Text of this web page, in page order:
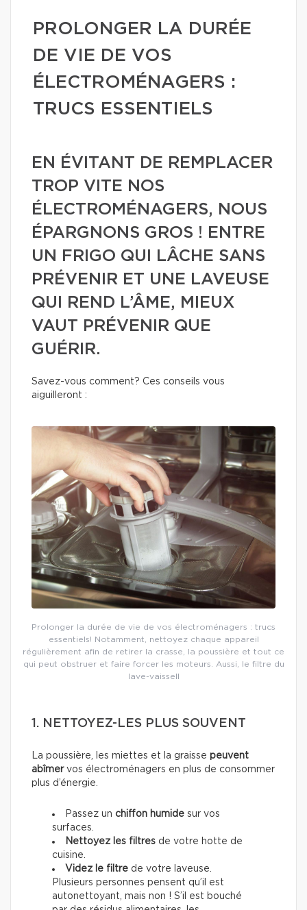
PROLONGER LA DURÉE
DE VIE DE VOS
ÉLECTROMÉNAGERS :
TRUCS ESSENTIELS
EN ÉVITANT DE REMPLACER
TROP VITE NOS
ÉLECTROMÉNAGERS, NOUS
ÉPARGNONS GROS ! ENTRE
UN FRIGO QUI LÂCHE SANS
PRÉVENIR ET UNE LAVEUSE
QUI REND L’ÂME, MIEUX
VAUT PRÉVENIR QUE
GUÉRIR.
Savez-vous comment? Ces conseils vous
aiguilleront :
Prolonger la durée de vie de vos électroménagers : trucs
essentiels! Notamment, nettoyez chaque appareil
régulièrement afin de retirer la crasse, la poussière et tout ce
qui peut obstruer et faire forcer les moteurs. Aussi, le filtre du
lave-vaissell
1. NETTOYEZ-LES PLUS SOUVENT
La poussière, les miettes et la graisse peuvent
abîmervos électroménagers en plus de consommer
plus d’énergie.
Passez un chiffon humide sur vos
surfaces.
Nettoyez les filtres de votre hotte de
cuisine.
Videz le filtre de votre laveuse.
Plusieurs personnes pensent qu’il est
autonettoyant, mais non ! S’il est bouché